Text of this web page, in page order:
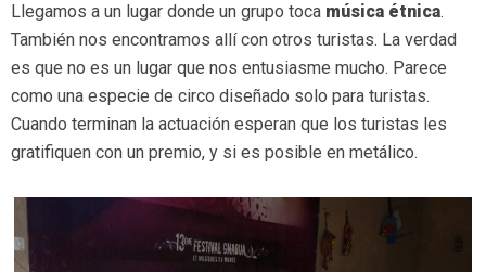
Llegamos a un lugar donde un grupo toca música étnica.
También nos encontramos allí con otros turistas. La verdad
es que no es un lugar que nos entusiasme mucho. Parece
como una especie de circo diseñado solo para turistas.
Cuando terminan la actuación esperan que los turistas les
gratifiquen con un premio, y si es posible en metálico.